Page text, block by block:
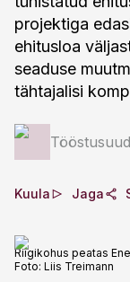
projektiga
ehitusloa
seaduse
tähtajalisi
Kuula Jaga
Riigikohus peatas
Foto: Liis Treimann